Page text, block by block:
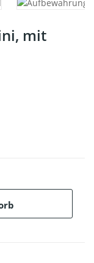
mit